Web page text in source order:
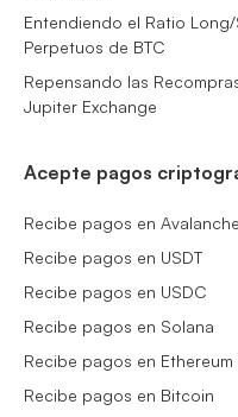
Entendiendo el Ratio
Perpetuos de BTC
Repensando las
Jupiter Exchange
Acepte pagos
Recibe pagos en Avalanche
Recibe pagos en USDT
Recibe pagos en USDC
Recibe pagos en Solana
Recibe pagos en Ethereum
Recibe pagos en Bitcoin